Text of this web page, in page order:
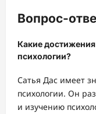
Вопрос-
Какие
психологии?
Сатья Дас имеет
психологии. Он
и изучению